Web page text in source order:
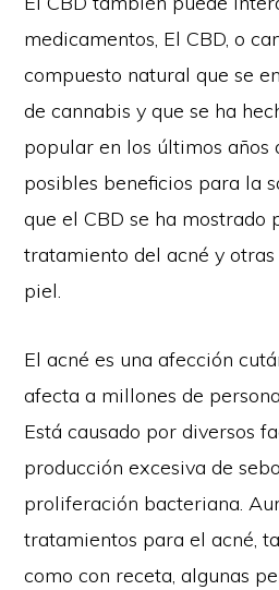
medicamentos, El CBD, o
compuesto natural que se
de cannabis y que se ha
popular en los últimos años
posibles beneficios para la
que el CBD se ha mostrado
tratamiento del acné y
piel.
El acné es una afección
afecta a millones de
Está causado por diversos
producción excesiva de
proliferación bacteriana.
tratamientos para el acné,
como con receta, algunas